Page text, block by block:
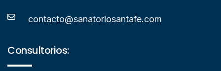
contacto@sanatoriosantafe.com
Consultorios: